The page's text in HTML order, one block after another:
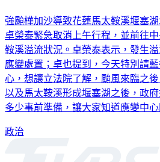
強颱樺加沙導致花蓮馬太鞍溪堰塞
卓榮泰緊急取消上午行程，並前往
鞍溪溢流狀況。卓榮泰表示，發生
應變處置；卓也提到，今天特別請
心，想讓立法院了解，颱風來臨之
以及馬太鞍溪形成堰塞湖之後，政
多少事前準備，讓大家知道應變中心
政治